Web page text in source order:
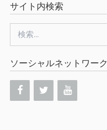
サイト内検索
索:
ソーシャルネットワーク